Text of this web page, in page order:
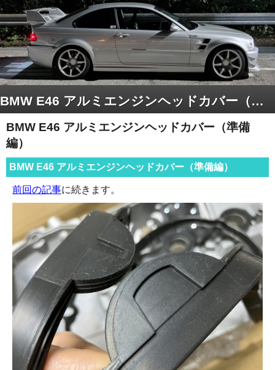
BMW E46 アルミエンジンヘッドカバー（準備編）
BMW E46 アルミエンジンヘッドカバー（準備
編）
BMW E46 アルミエンジンヘッドカバー（準備編）
前回の記事に続きます。